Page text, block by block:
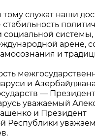
тому служат наши
социальной системы,
арене,
и
и
— Президент
уважаемый
и Президент
Республики